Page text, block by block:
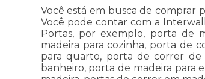
Você está em busca de comprar
Você pode contar com a
Portas, por exemplo, porta de
madeira para cozinha, porta de
para quarto, porta de correr de
banheiro, porta de madeira para